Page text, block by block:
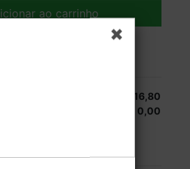
ao carrinho
R$ 316,80
R$ 0,00